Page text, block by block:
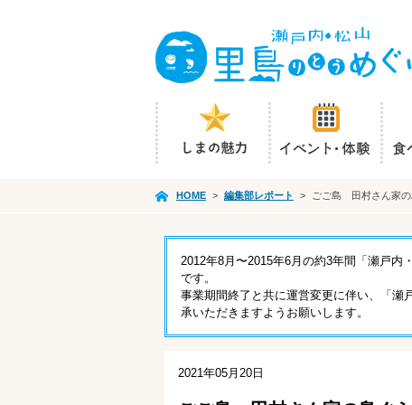
HOME > 編集部レポート > ごご島 田村さん家の
2012年8月〜2015年6月の約3年間「瀬戸内
です。
事業期間終了と共に運営変更に伴い、「瀬
承いただきますようお願いします。
2021年05月20日